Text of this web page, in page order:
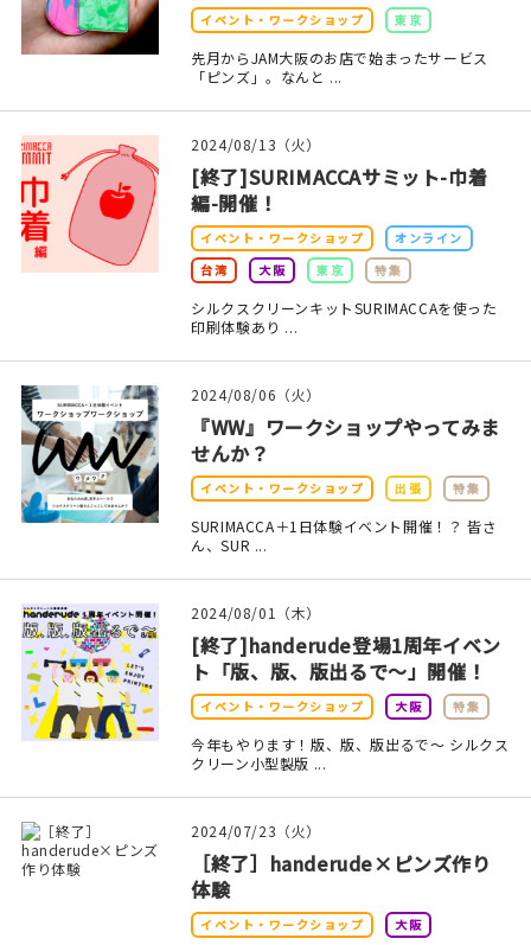
イベント・ワークショップ
おしらせ
お買い物ガイド
よくある質問
お問い合わせ
イベント・ワークショップ 東京
先月からJAM大阪のお店で始まったサービス
「ピンズ」。なんと ...
2024/08/13（火）
[終了]SURIMACCAサミット-巾着
編-開催！
イベント・ワークショップ
オンライン
台湾
大阪 東京 特集
シルクスクリーンキットSURIMACCAを使った
印刷体験あり ...
2024/08/06（火）
『WW』ワークショップやってみま
せんか？
イベント・ワークショップ 出張 特集
SURIMACCA＋1日体験イベント開催！？ 皆さ
ん、SUR ...
2024/08/01（木）
[終了]handerude登場1周年イベン
ト「版、版、版出るで～」開催！
イベント・ワークショップ 大阪 特集
今年もやります！版、版、版出るで～ シルクス
クリーン小型製版 ...
2024/07/23（火）
［終了］handerude×ピンズ作り
体験
イベント・ワークショップ 大阪